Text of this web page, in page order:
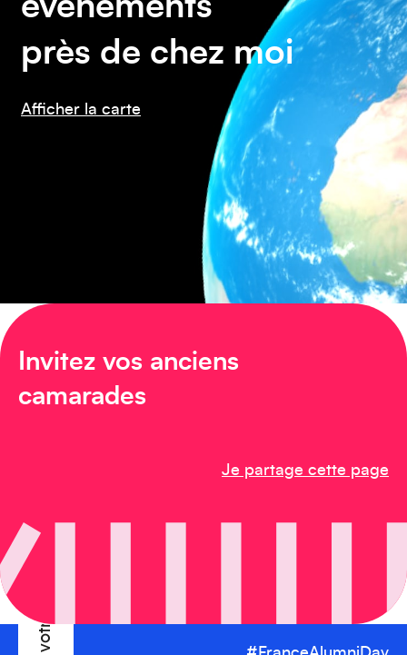
événements
près de chez moi
Afficher la carte
Invitez vos anciens
camarades
Je partage cette page
Créez votre événement
Afrique